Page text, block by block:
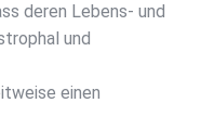
deren Lebens- und
und
einen